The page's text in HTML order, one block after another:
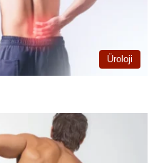
Üroloji